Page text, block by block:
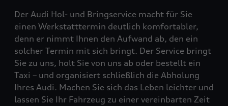
Der Audi Hol- und Bringservice macht für Sie
einen Werkstatttermin deutlich komfortabler,
denn er nimmt Ihnen den Aufwand ab, den ein
solcher Termin mit sich bringt. Der Service bringt
Sie zu uns, holt Sie von uns ab oder bestellt ein
Taxi – und organisiert schließlich die Abholung
Ihres Audi. Machen Sie sich das Leben leichter und
lassen Sie Ihr Fahrzeug zu einer vereinbarten Zeit